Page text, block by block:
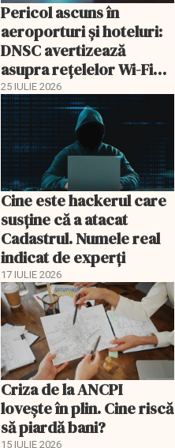
Pericol ascuns în
aeroporturi și hoteluri:
DNSC avertizează
asupra rețelelor Wi-Fi
gratuite
25 IULIE 2026
Cine este hackerul care
susține că a atacat
Cadastrul. Numele real
indicat de experți
17 IULIE 2026
Criza de la ANCPI
lovește în plin. Cine riscă
să piardă bani?
15 IULIE 2026